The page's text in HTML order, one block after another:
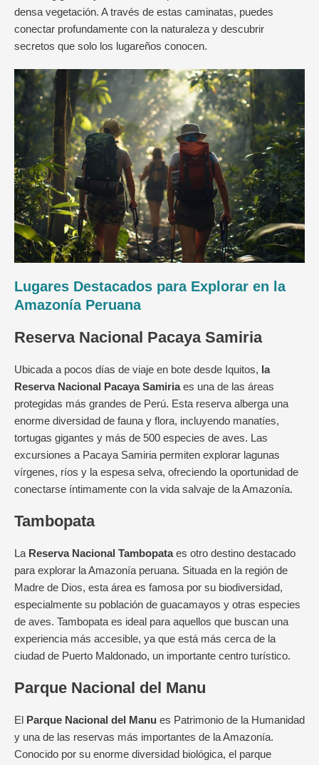
densa vegetación. A través de estas caminatas, puedes
conectar profundamente con la naturaleza y descubrir
secretos que solo los lugareños conocen.
Lugares Destacados para Explorar en la
Amazonía Peruana
Reserva Nacional Pacaya Samiria
Ubicada a pocos días de viaje en bote desde Iquitos, la
Reserva Nacional Pacaya Samiriaes una de las áreas
protegidas más grandes de Perú. Esta reserva alberga una
enorme diversidad de fauna y flora, incluyendo manatíes,
tortugas gigantes y más de 500 especies de aves. Las
excursiones a Pacaya Samiria permiten explorar lagunas
vírgenes, ríos y la espesa selva, ofreciendo la oportunidad de
conectarse íntimamente con la vida salvaje de la Amazonía.
Tambopata
La Reserva Nacional Tambopataes otro destino destacado
para explorar la Amazonía peruana. Situada en la región de
Madre de Dios, esta área es famosa por su biodiversidad,
especialmente su población de guacamayos y otras especies
de aves. Tambopata es ideal para aquellos que buscan una
experiencia más accesible, ya que está más cerca de la
ciudad de Puerto Maldonado, un importante centro turístico.
Parque Nacional del Manu
El Parque Nacional del Manu es Patrimonio de la Humanidad
y una de las reservas más importantes de la Amazonía.
Conocido por su enorme diversidad biológica, el parque